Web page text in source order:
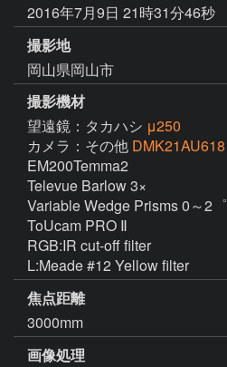
2016年7月9日 21時31分46秒
撮影地
岡山県岡山市
撮影機材
望遠鏡：タカハシ μ250
カメラ：その他 DMK21AU618
EM200Temma2
Televue Barlow 3×
Variable Wedge Prisms 0～2゜
ToUcam PRO Ⅱ
RGB:IR cut-off filter
L:Meade #12 Yellow filter
焦点距離
3000mm
画像処理